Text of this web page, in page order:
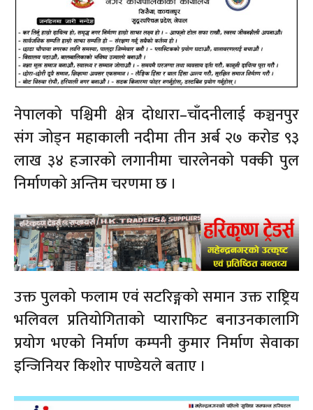
नेपालको पश्चिमी क्षेत्र दोधारा–चाँदनीलाई कञ्चनपुर
संग जोड्न महाकाली नदीमा तीन अर्ब २७ करोड ९३
लाख ३४ हजारको लगानीमा चारलेनको पक्की पुल
निर्माणको अन्तिम चरणमा छ ।
उक्त पुलको फलाम एवं सटरिङ्गको समान उक्त राष्ट्रिय
भलिवल प्रतियोगिताको प्याराफिट बनाउनकालागि
प्रयोग भएको निर्माण कम्पनी कुमार निर्माण सेवाका
इन्जिनियर किशोर पाण्डेयले बताए ।